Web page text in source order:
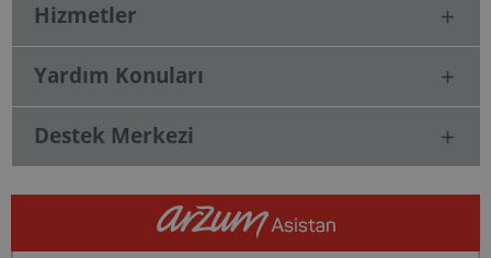
Hizmetler
Yardım Konuları
Destek Merkezi